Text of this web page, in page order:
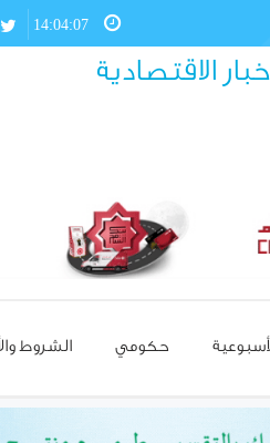
14:04:08
الاقتصادية
حكومي الشروط
مسؤول تركي: غياب العمالة
الأحذية!